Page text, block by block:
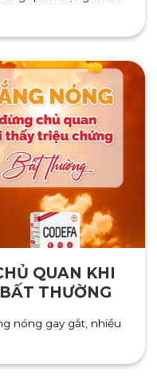
QUAN KHI
THƯỜNG
nóng gay gắt, nhiều